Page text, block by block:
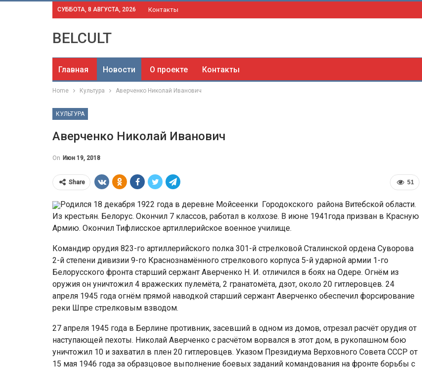
СУББОТА, 8 АВГУСТА, 2026 Контакты
BELCULT
Главная Новости О проекте Контакты
Home Культура Аверченко Николай Иванович
КУЛЬТУРА
Аверченко Николай Иванович
On Июн 19, 2018
51
Share
Родился 18 декабря 1922 года в деревне Мойсеенки Городокского района Витебской области.
Из крестьян. Белорус. Окончил 7 классов, работал в колхозе. В июне 1941года призван в Красную
Армию. Окончил Тифлисское артиллерийское военное училище.
Командир орудия 823-го артиллерийского полка 301-й стрелковой Сталинской ордена Суворова
2-й степени дивизии 9-го Краснознамённого стрелкового корпуса 5-й ударной армии 1-го
Белорусского фронта старший сержант Аверченко Н. И. отличился в боях на Одере. Огнём из
оружия он уничтожил 4 вражеских пулемёта, 2 гранатомёта, дзот, около 20 гитлеровцев. 24
апреля 1945 года огнём прямой наводкой старший сержант Аверченко обеспечил форсирование
реки Шпре стрелковым взводом.
27 апреля 1945 года в Берлине противник, засевший в одном из домов, отрезал расчёт орудия от
наступающей пехоты. Николай Аверченко с расчётом ворвался в этот дом, в рукопашном бою
уничтожил 10 и захватил в плен 20 гитлеровцев. Указом Президиума Верховного Совета СССР от
15 мая 1946 года за образцовое выполнение боевых заданий командования на фронте борьбы с